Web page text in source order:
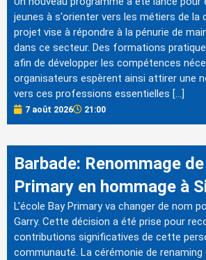
jeunes à s'orienter vers les métiers de la
projet vise à répondre à la pénurie de
dans ce secteur. Des formations
afin de développer les compétences
organisateurs espèrent ainsi attirer une
vers ces professions essentielles […]
7 août 2026 21:00
Barbade: Renommage
Primary en hommage à
L'école Bay Primary va changer de nom
Garry. Cette décision a été prise pour
contributions significatives de cette
communauté. La cérémonie de renaming